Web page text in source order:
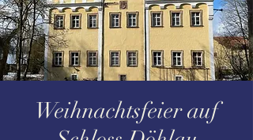
Weihnachtsfeier auf